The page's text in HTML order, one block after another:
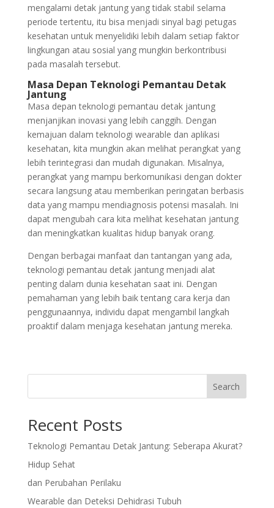
mengalami detak jantung yang tidak stabil selama
periode tertentu, itu bisa menjadi sinyal bagi petugas
kesehatan untuk menyelidiki lebih dalam setiap faktor
lingkungan atau sosial yang mungkin berkontribusi
pada masalah tersebut.
Masa Depan Teknologi Pemantau Detak
Jantung
Masa depan teknologi pemantau detak jantung
menjanjikan inovasi yang lebih canggih. Dengan
kemajuan dalam teknologi wearable dan aplikasi
kesehatan, kita mungkin akan melihat perangkat yang
lebih terintegrasi dan mudah digunakan. Misalnya,
perangkat yang mampu berkomunikasi dengan dokter
secara langsung atau memberikan peringatan berbasis
data yang mampu mendiagnosis potensi masalah. Ini
dapat mengubah cara kita melihat kesehatan jantung
dan meningkatkan kualitas hidup banyak orang.
Dengan berbagai manfaat dan tantangan yang ada,
teknologi pemantau detak jantung menjadi alat
penting dalam dunia kesehatan saat ini. Dengan
pemahaman yang lebih baik tentang cara kerja dan
penggunaannya, individu dapat mengambil langkah
proaktif dalam menjaga kesehatan jantung mereka.
Search
Recent Posts
Teknologi Pemantau Detak Jantung: Seberapa Akurat?
Hidup Sehat
dan Perubahan Perilaku
Wearable dan Deteksi Dehidrasi Tubuh